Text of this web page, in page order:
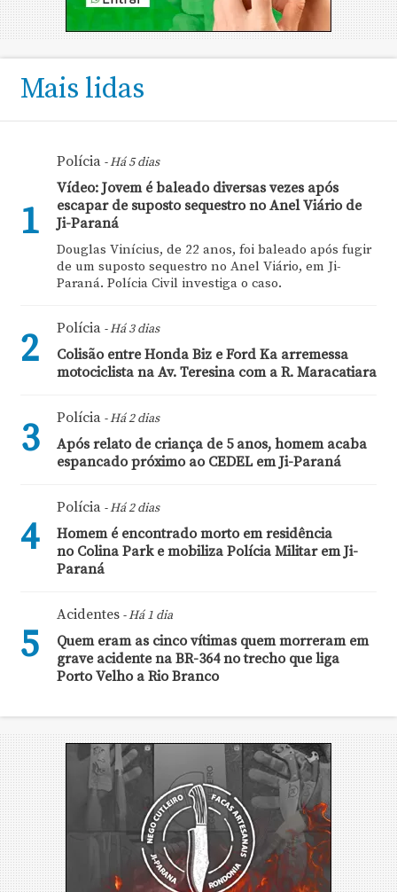
Mais lidas
1
Polícia- Há 5 dias
Vídeo: Jovem é baleado diversas vezes após
escapar de suposto sequestro no Anel Viário de
Ji-Paraná
Douglas Vinícius, de 22 anos, foi baleado após fugir
de um suposto sequestro no Anel Viário, em Ji-
Paraná. Polícia Civil investiga o caso.
2 Polícia- Há 3 dias
Colisão entre Honda Biz e Ford Ka arremessa
motociclista na Av. Teresina com a R. Maracatiara
3 Polícia- Há 2 dias
Após relato de criança de 5 anos, homem acaba
espancado próximo ao CEDEL em Ji-Paraná
4
Polícia- Há 2 dias
Homem é encontrado morto em residência
no Colina Park e mobiliza Polícia Militar em Ji-
Paraná
5
Acidentes- Há 1 dia
Quem eram as cinco vítimas quem morreram em
grave acidente na BR-364 no trecho que liga
Porto Velho a Rio Branco